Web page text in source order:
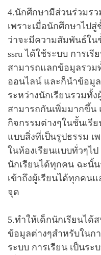
4.นักศึกษามีส่วนร่วมร
เพราะเมื่อนักศึกษาไป
ว่าจะมีความสัมพันธ์ใน
ssru ได้ใช้ระบบ การเ
สามารถแลกข้อมูลรวม
ออนไลน์ และก็นำข้อมู
ระหว่างนักเรียนรวมทั้
สามารถกันเพิ่มมากขึ้น
กิจกรรมต่างๆในชั้นเรี
แบบสิ่งที่เป็นรูปธรรม เ
ในห้องเรียนแบบทั่วๆไ
นักเรียนได้ทุกคน ฉะนั้น
เข้าถึงผู้เรียนได้ทุกคน
จุด
5.ทำให้เด็กนักเรียนได้
ข้อมูลต่างๆสำหรับในก
ระบบ การเรียน เป็นร